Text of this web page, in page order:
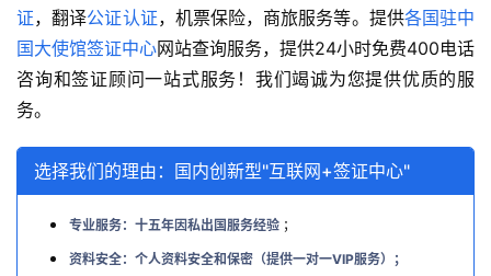
证，翻译公证认证，机票保险，商旅服务等。提供各国驻中
国大使馆签证中心网站查询服务，提供24小时免费400电话
咨询和签证顾问一站式服务！我们竭诚为您提供优质的服
务。
选择我们的理由：国内创新型"互联网+签证中心"
专业服务：十五年因私出国服务经验 ；
资料安全：个人资料安全和保密（提供一对一VIP服务）；